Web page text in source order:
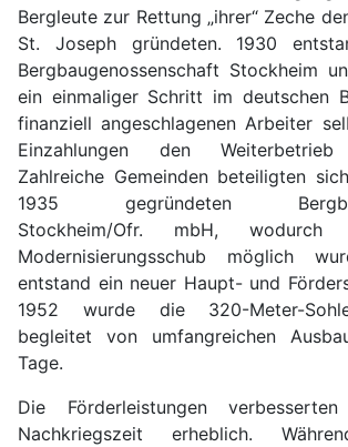
Bergleute zur Rettung „ihrer“ Zeche
St. Joseph gründeten. 1930
Bergbaugenossenschaft Stockheim
ein einmaliger Schritt im deutschen
finanziell angeschlagenen Arbeiter
Einzahlungen den Weiterbetrieb
Zahlreiche Gemeinden beteiligten
1935 gegründeten Bergbau-
Stockheim/Ofr. mbH,
Modernisierungsschub möglich
entstand ein neuer Haupt- und
1952 wurde die 320-Meter-
begleitet von umfangreichen
Tage.
Die Förderleistungen
Nachkriegszeit erheblich.